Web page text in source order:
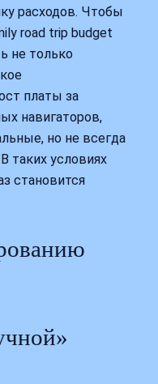
расходов. Чтобы
road trip budget
не только
платы за
навигаторов,
но не всегда
условиях
становится